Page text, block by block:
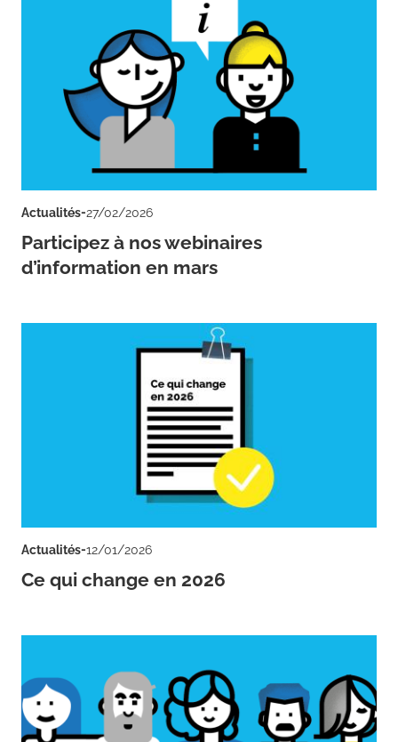
Actualités-27/02/2026
Participez à nos webinaires
d’information en mars
Actualités-12/01/2026
Ce qui change en 2026